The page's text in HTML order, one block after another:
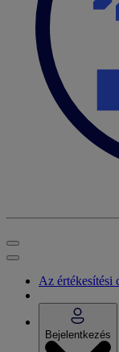
Az értékesítési
Bejelentkezés